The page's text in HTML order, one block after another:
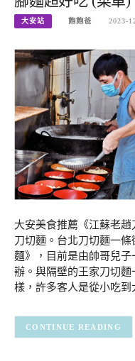
大安站 飽飽爸 2023-
大安美食推薦《江蘇老
刀切麵。台北刀切麵一
麵》，目前是由帥哥兒
辦。與隔壁的王家刀切
樣，許多客人是從小吃
CONTINUE READING